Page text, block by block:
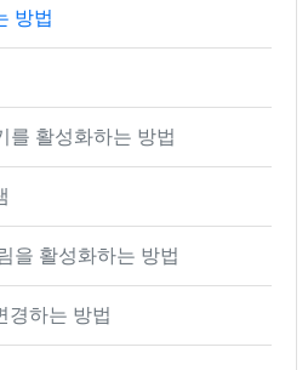
방법
활성화하는 방법
을 활성화하는 방법
경하는 방법